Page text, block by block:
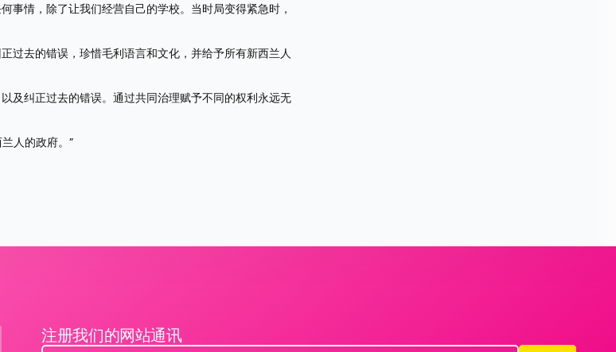
事情，除了让我们经营自己的学校。当时局变得紧急时，
过去的错误，珍惜毛利语言和文化，并给予所有新西兰人
及纠正过去的错误。通过共同治理赋予不同的权利永远无
人的政府。”
注册我们的网站通讯